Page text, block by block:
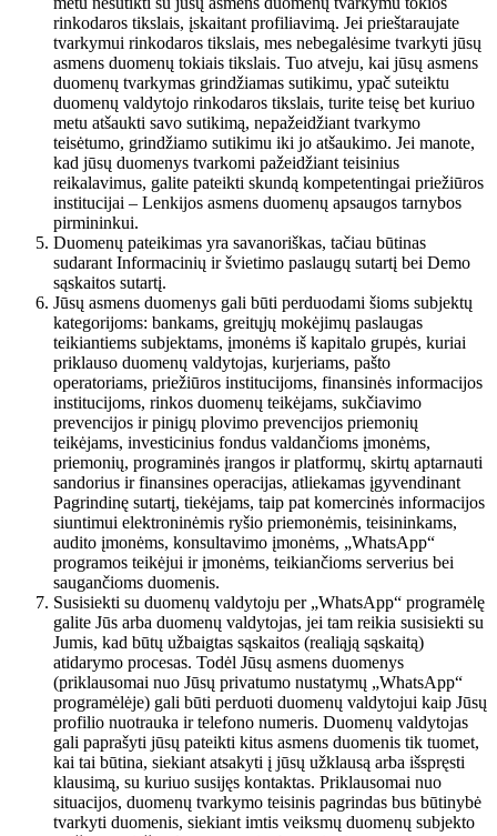
rinkodaros tikslais, įskaitant profiliavimą. Jei prieštaraujate
tvarkymui rinkodaros tikslais, mes nebegalėsime tvarkyti jūsų
asmens duomenų tokiais tikslais. Tuo atveju, kai jūsų asmens
duomenų tvarkymas grindžiamas sutikimu, ypač suteiktu
duomenų valdytojo rinkodaros tikslais, turite teisę bet kuriuo
metu atšaukti savo sutikimą, nepažeidžiant tvarkymo
teisėtumo, grindžiamo sutikimu iki jo atšaukimo. Jei manote,
kad jūsų duomenys tvarkomi pažeidžiant teisinius
reikalavimus, galite pateikti skundą kompetentingai priežiūros
institucijai – Lenkijos asmens duomenų apsaugos tarnybos
pirmininkui.
Duomenų pateikimas yra savanoriškas, tačiau būtinas
sudarant Informacinių ir švietimo paslaugų sutartį bei Demo
sąskaitos sutartį.
Jūsų asmens duomenys gali būti perduodami šioms subjektų
kategorijoms: bankams, greitųjų mokėjimų paslaugas
teikiantiems subjektams, įmonėms iš kapitalo grupės, kuriai
priklauso duomenų valdytojas, kurjeriams, pašto
operatoriams, priežiūros institucijoms, finansinės informacijos
institucijoms, rinkos duomenų teikėjams, sukčiavimo
prevencijos ir pinigų plovimo prevencijos priemonių
teikėjams, investicinius fondus valdančioms įmonėms,
priemonių, programinės įrangos ir platformų, skirtų aptarnauti
sandorius ir finansines operacijas, atliekamas įgyvendinant
Pagrindinę sutartį, tiekėjams, taip pat komercinės informacijos
siuntimui elektroninėmis ryšio priemonėmis, teisininkams,
audito įmonėms, konsultavimo įmonėms, „WhatsApp“
programos teikėjui ir įmonėms, teikiančioms serverius bei
saugančioms duomenis.
Susisiekti su duomenų valdytoju per „WhatsApp“ programėlę
galite Jūs arba duomenų valdytojas, jei tam reikia susisiekti su
Jumis, kad būtų užbaigtas sąskaitos (realiąją sąskaitą)
atidarymo procesas. Todėl Jūsų asmens duomenys
(priklausomai nuo Jūsų privatumo nustatymų „WhatsApp“
programėlėje) gali būti perduoti duomenų valdytojui kaip Jūsų
profilio nuotrauka ir telefono numeris. Duomenų valdytojas
gali paprašyti jūsų pateikti kitus asmens duomenis tik tuomet,
kai tai būtina, siekiant atsakyti į jūsų užklausą arba išspręsti
klausimą, su kuriuo susijęs kontaktas. Priklausomai nuo
situacijos, duomenų tvarkymo teisinis pagrindas bus būtinybė
tvarkyti duomenis, siekiant imtis veiksmų duomenų subjekto